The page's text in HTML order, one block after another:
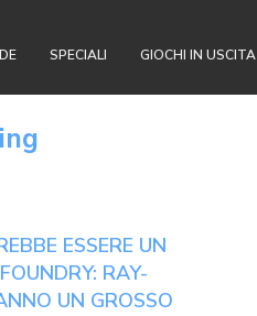
SPECIALI GIOCHI IN USCITA
ESSERE UN
RAY-
UN GROSSO